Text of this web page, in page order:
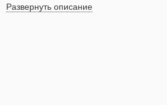
Развернуть описание